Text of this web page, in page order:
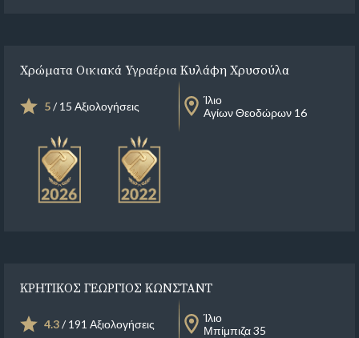
Χρώματα Οικιακά Υγραέρια Κυλάφη Χρυσούλα
5/ 15 Αξιολογήσεις
Ίλιο
Αγίων Θεοδώρων 16
ΚΡΗΤΙΚΟΣ ΓΕΩΡΓΙΟΣ ΚΩΝΣΤΑΝΤ
4.3/ 191 Αξιολογήσεις
Ίλιο
Μπίμπιζα 35